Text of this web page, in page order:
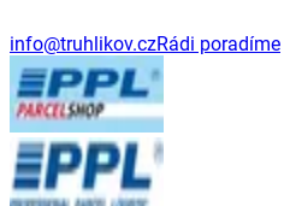
info@truhlikov.czRádi poradíme